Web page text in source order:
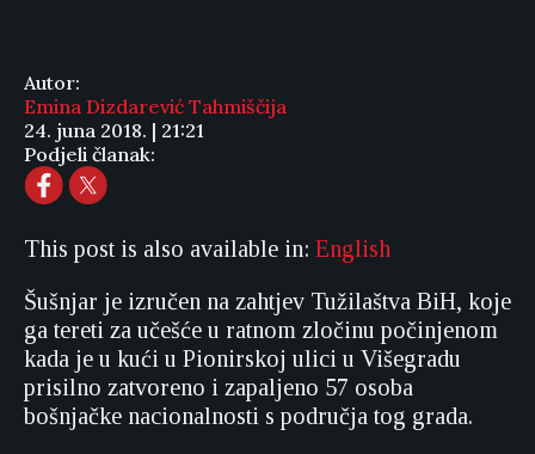
Autor:
Emina Dizdarević Tahmiščija
24. juna 2018. | 21:21
Podjeli članak:
This post is also available in: English
Šušnjar je izručen na zahtjev Tužilaštva BiH, koje
ga tereti za učešće u ratnom zločinu počinjenom
kada je u kući u Pionirskoj ulici u Višegradu
prisilno zatvoreno i zapaljeno 57 osoba
bošnjačke nacionalnosti s područja tog grada.